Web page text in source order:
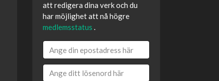
att redigera dina verk och du
har möjlighet att nå högre
medlemsstatus .